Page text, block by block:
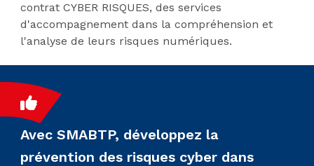
contrat CYBER RISQUES, des services
d'accompagnement dans la compréhension et
l'analyse de leurs risques numériques.
Avec SMABTP, développez la
prévention des risques cyber dans